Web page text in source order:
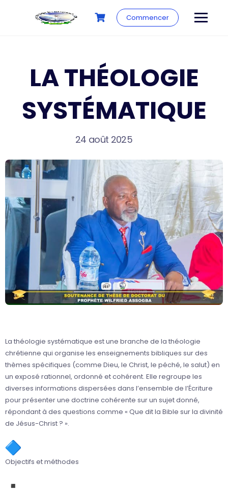
Commencer
LA THÉOLOGIE
SYSTÉMATIQUE
24 août 2025
La théologie systématique est une branche de la théologie
chrétienne qui organise les enseignements bibliques sur des
thèmes spécifiques (comme Dieu, le Christ, le péché, le salut) en
un exposé rationnel, ordonné et cohérent. Elle regroupe les
diverses informations dispersées dans l’ensemble de l’Écriture
pour présenter une doctrine cohérente sur un sujet donné,
répondant à des questions comme « Que dit la Bible sur la divinité
de Jésus-Christ ? ».
Objectifs et méthodes